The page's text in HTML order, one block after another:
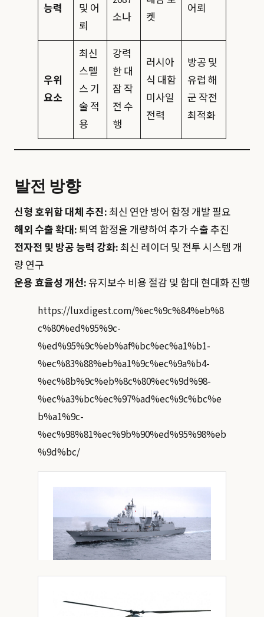
능력
및 어
뢰
소나
켓
어뢰
우위
요소
최신
스텔
스 기
술 적
용
강력
한 대
잠 작
전 수
행
러시아
식 대함
미사일
전력
방공 및
유럽 해
군 작전
최적화
발전 방향
신형 호위함 대체 추진:최신 연안 방어 함정 개발 필요
해외 수출 확대: 퇴역 함정을 개량하여 추가 수출 추진
전자전 및 방공 능력 강화:최신 레이더 및 전투 시스템 개
량 연구
운용 효율성 개선:유지보수 비용 절감 및 함대 현대화 진행
https://luxdigest.com/%ec%9c%84%eb%8
c%80%ed%95%9c-
%ed%95%9c%eb%af%bc%ec%a1%b1-
%ec%83%88%eb%a1%9c%ec%9a%b4-
%ec%8b%9c%eb%8c%80%ec%9d%98-
%ec%a3%bc%ec%97%ad%ec%9c%bc%e
b%a1%9c-
%ec%98%81%ec%9b%90%ed%95%98%eb
%9d%bc/